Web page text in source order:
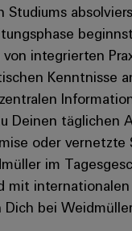
Studiums
integrierten
Kenntnisse
Deinen
oder
im
bei